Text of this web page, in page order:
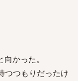
かった。
つつもりだったけ